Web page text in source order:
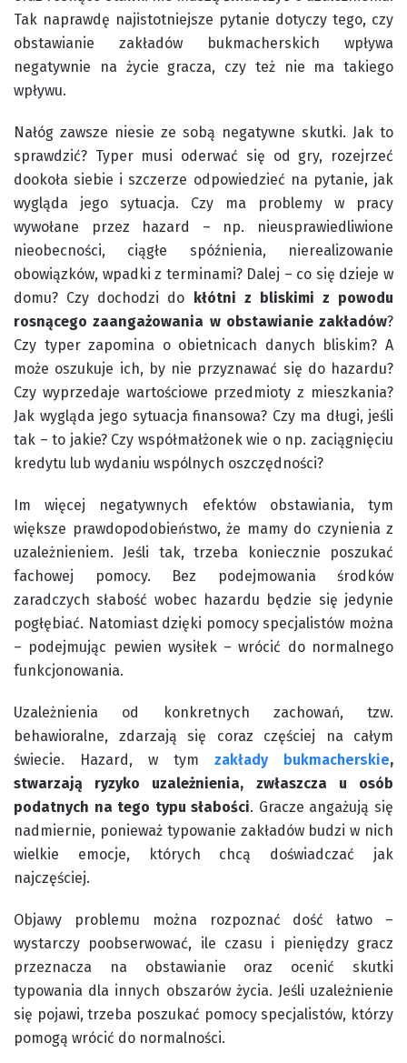
Tak naprawdę najistotniejsze pytanie dotyczy tego, czy
obstawianie zakładów bukmacherskich wpływa
negatywnie na życie gracza, czy też nie ma takiego
wpływu.
Nałóg zawsze niesie ze sobą negatywne skutki. Jak to
sprawdzić? Typer musi oderwać się od gry, rozejrzeć
dookoła siebie i szczerze odpowiedzieć na pytanie, jak
wygląda jego sytuacja. Czy ma problemy w pracy
wywołane przez hazard – np. nieusprawiedliwione
nieobecności, ciągłe spóźnienia, nierealizowanie
obowiązków, wpadki z terminami? Dalej – co się dzieje w
domu? Czy dochodzi do kłótni z bliskimi z powodu
rosnącego zaangażowania w obstawianie zakładów?
Czy typer zapomina o obietnicach danych bliskim? A
może oszukuje ich, by nie przyznawać się do hazardu?
Czy wyprzedaje wartościowe przedmioty z mieszkania?
Jak wygląda jego sytuacja finansowa? Czy ma długi, jeśli
tak – to jakie? Czy współmałżonek wie o np. zaciągnięciu
kredytu lub wydaniu wspólnych oszczędności?
Im więcej negatywnych efektów obstawiania, tym
większe prawdopodobieństwo, że mamy do czynienia z
uzależnieniem. Jeśli tak, trzeba koniecznie poszukać
fachowej pomocy. Bez podejmowania środków
zaradczych słabość wobec hazardu będzie się jedynie
pogłębiać. Natomiast dzięki pomocy specjalistów można
– podejmując pewien wysiłek – wrócić do normalnego
funkcjonowania.
Uzależnienia od konkretnych zachowań, tzw.
behawioralne, zdarzają się coraz częściej na całym
świecie. Hazard, w tym
zakłady bukmacherskie,
stwarzają ryzyko uzależnienia, zwłaszcza u osób
podatnych na tego typu słabości. Gracze angażują się
nadmiernie, ponieważ typowanie zakładów budzi w nich
wielkie emocje, których chcą doświadczać jak
najczęściej.
Objawy problemu można rozpoznać dość łatwo –
wystarczy poobserwować, ile czasu i pieniędzy gracz
przeznacza na obstawianie oraz ocenić skutki
typowania dla innych obszarów życia. Jeśli uzależnienie
się pojawi, trzeba poszukać pomocy specjalistów, którzy
pomogą wrócić do normalności.